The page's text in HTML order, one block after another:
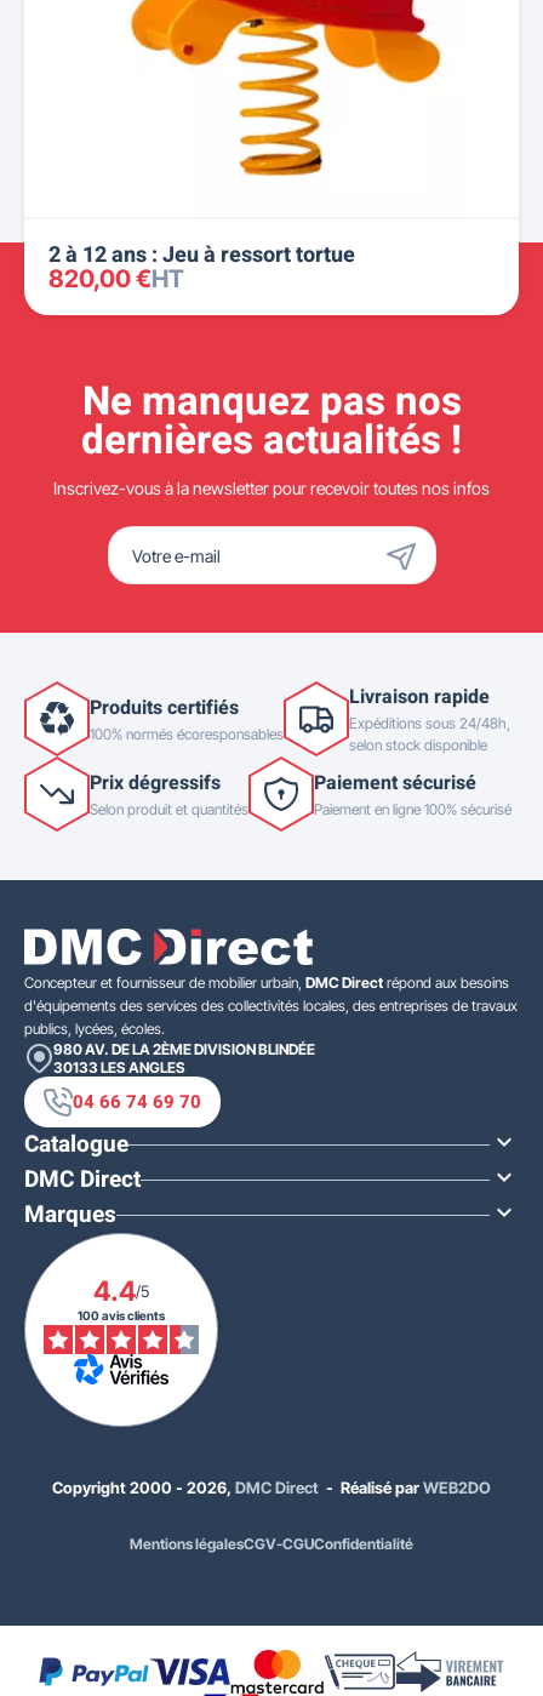
2 à 12 ans : Jeu à ressort tortue
820,00 €HT
Ne manquez pas nos
dernières actualités !
Inscrivez-vous à la newsletter pour recevoir toutes nos infos
Produits certifiés
100% normés écoresponsables
Livraison rapide
Expéditions sous 24/48h,
selon stock disponible
Prix dégressifs
Selon produit et quantités
Paiement sécurisé
Paiement en ligne 100% sécurisé
Concepteur et fournisseur de mobilier urbain, DMC Direct répond aux besoins
d'équipements des services des collectivités locales, des entreprises de travaux
publics, lycées, écoles.
980 AV. DE LA 2ÈME DIVISION BLINDÉE
30133 LES ANGLES
04 66 74 69 70
Catalogue 
DMC Direct 
Marques 
4.4/5
100 avis clients
Copyright 2000 - 2026, DMC Direct - Réalisé parWEB2DO
Mentions légalesCGV-CGUConfidentialité